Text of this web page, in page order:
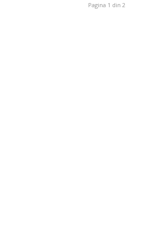
Pagina 1 din 2